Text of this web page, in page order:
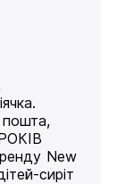
пошта,
New
сиріт